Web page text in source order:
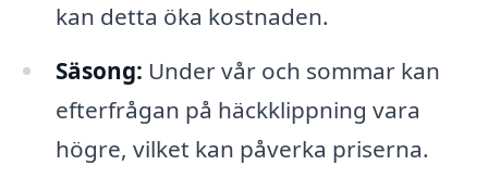
kan detta öka kostnaden.
Säsong: Under vår och sommar kan
efterfrågan på häckklippning vara
högre, vilket kan påverka priserna.